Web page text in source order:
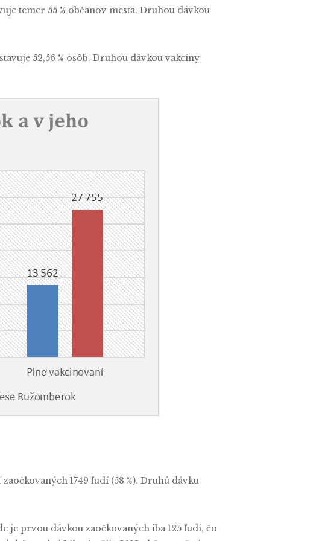
temer 55 % občanov mesta. Druhou dávkou
52,56 % osôb. Druhou dávkou vakcíny
1749 ľudí (58 %). Druhú dávku
je prvou dávkou zaočkovaných iba 125 ľudí, čo